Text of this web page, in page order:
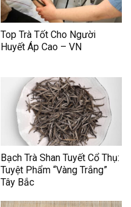
Top Trà Tốt Cho Người
Huyết Áp Cao – VN
Bạch Trà Shan Tuyết Cổ Thụ:
Tuyệt Phẩm “Vàng Trắng”
Tây Bắc